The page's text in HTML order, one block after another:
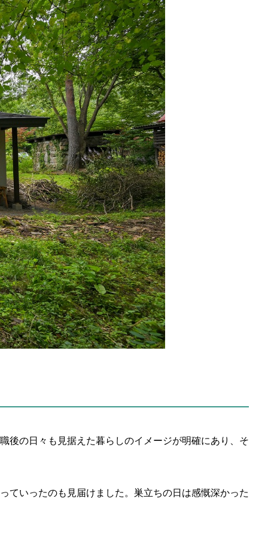
後の日々も見据えた暮らしのイメージが明確にあり、そ
ていったのも見届けました。巣立ちの日は感慨深かった